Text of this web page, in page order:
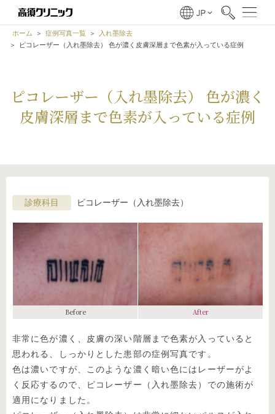
ホーム 症例写真一覧
入れ墨除去
ピコレーザー（入れ墨除去） 色が濃く皮膚深層まで色素が入っている症例
ピコレーザー（入れ墨除去） 色が濃く
皮膚深層まで色素が入っている症例
診療科目 ピコレーザー（入れ墨除去）
Before After
非常に色が濃く、皮膚の深い階層まで色素が入っていると
思われる、しっかりとした患部の症例写真です。
色は濃いですが、このような濃く暗い色にはレーザーがよ
く反応するので、ピコレーザー（入れ墨除去）での施術が
適用になりました。